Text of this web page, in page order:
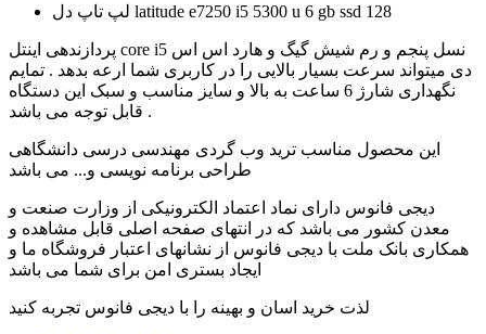
لپ تاپ دل latitude e7250 i5 5300 u 6 gb ssd 128
پردازندهی اینتل core i5 نسل پنجم و رم شیش گیگ و هارد اس اس
دی میتواند سرعت بسیار بالایی را در کاربری شما ارعه بدهد . تمایم
نگهداری شارژ 6 ساعت به بالا و سایز مناسب و سبک این دستگاه
قابل توجه می باشد .
این محصول مناسب ترید وب گردی مهندسی درسی دانشگاهی
طراحی برنامه نویسی و... می باشد
دیجی فانوس دارای نماد اعتماد الکترونیکی از وزارت صنعت و
معدن کشور می باشد که در انتهای صفحه اصلی قابل مشاهده و
همکاری بانک ملت با دیجی فانوس از نشانهای اعتبار فروشگاه ما و
لذت خرید اسان و بهینه را با دیجی فانوس تجربه کنید